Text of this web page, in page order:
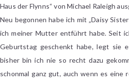
Haus der Flynns“ von Michael Raleigh
Neu begonnen habe ich mit „Daisy
ich meiner Mutter entführt habe. Seit
Geburtstag geschenkt habe, legt sie
bisher bin ich nie so recht dazu
schonmal ganz gut, auch wenn es eine